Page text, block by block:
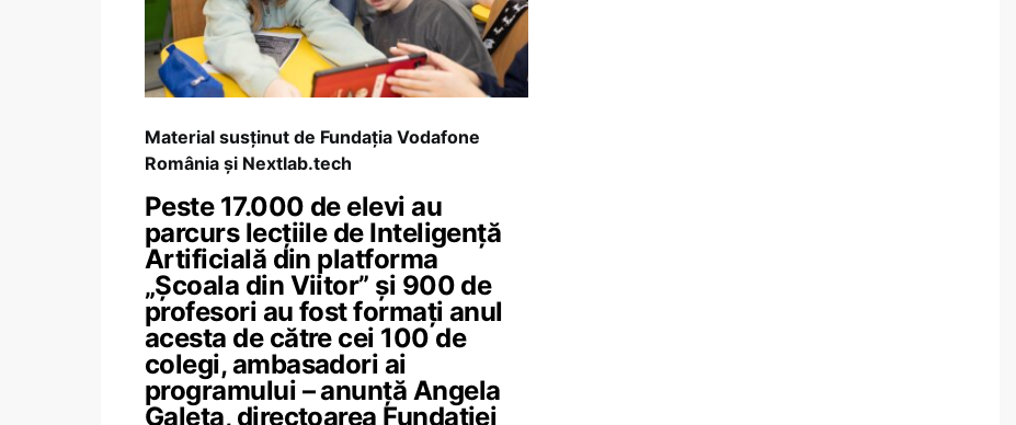
Material susținut de Fundația Vodafone
România și Nextlab.tech
Peste 17.000 de elevi au
parcurs lecțiile de Inteligență
Artificială din platforma
„Școala din Viitor” și 900 de
profesori au fost formați anul
acesta de către cei 100 de
colegi, ambasadori ai
programului – anunță Angela
Galeța, directoarea Fundației